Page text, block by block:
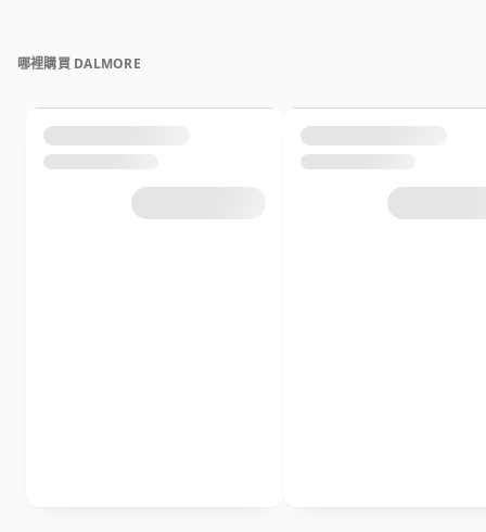
哪裡購買 DALMORE